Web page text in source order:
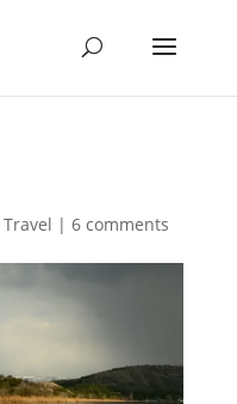
Travel | 6 comments